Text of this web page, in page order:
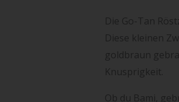
Die Go-Tan
Diese kleinen
goldbraun
Knusprigkeit.
Ob du Bami,